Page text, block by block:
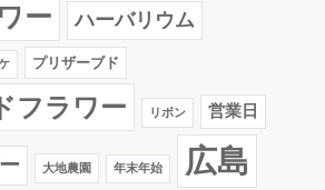
ー ハーバリウム
プリザーブド
フラワー リボン 営業日
大地農園 年末年始 広島